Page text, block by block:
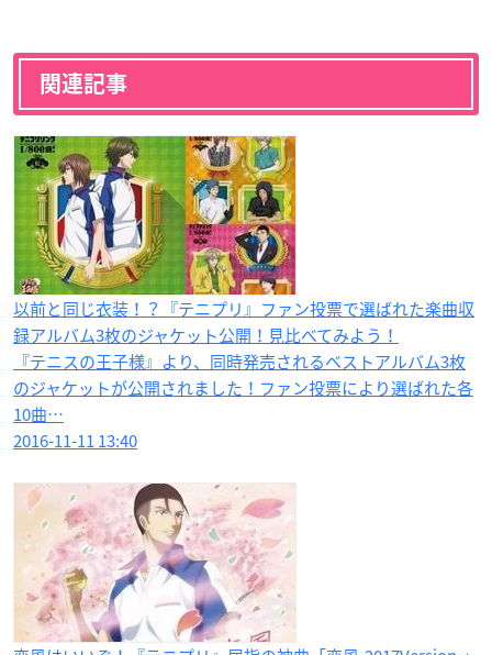
関連記事
以前と同じ衣装！？『テニプリ』ファン投票で選ばれた楽曲収
録アルバム3枚のジャケット公開！見比べてみよう！
『テニスの王子様』より、同時発売されるベストアルバム3枚
のジャケットが公開されました！ファン投票により選ばれた各
10曲…
2016-11-11 13:40